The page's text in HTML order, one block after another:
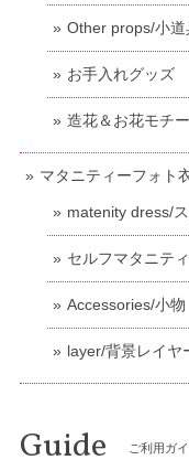
Other props/小道
お手入れグッズ
造花＆お花モチ
マタニティーフォト
matenity dress/
セルフマタニテ
Accessories/小物
layer/背景レイヤ
Guide ご利用ガ